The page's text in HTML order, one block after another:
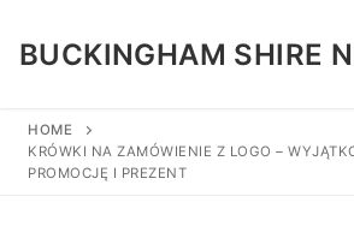
content
BUCKINGHAM SHIRE
Search for:
HOME
KRÓWKI NA ZAMÓWIENIE Z LOGO –
PROMOCJĘ I PREZENT